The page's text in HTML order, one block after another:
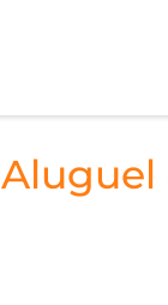
Aluguel